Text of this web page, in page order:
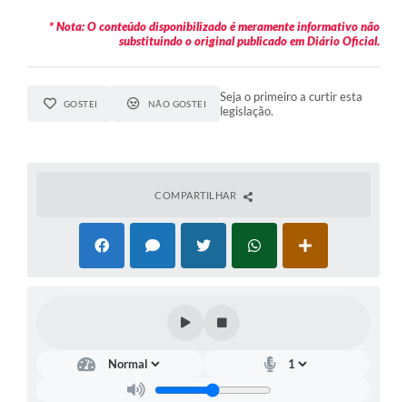
* Nota: O conteúdo disponibilizado é meramente informativo não
substituindo o original publicado em Diário Oficial.
GOSTEI NÃO GOSTEI
Seja o primeiro a curtir esta
legislação.
COMPARTILHAR